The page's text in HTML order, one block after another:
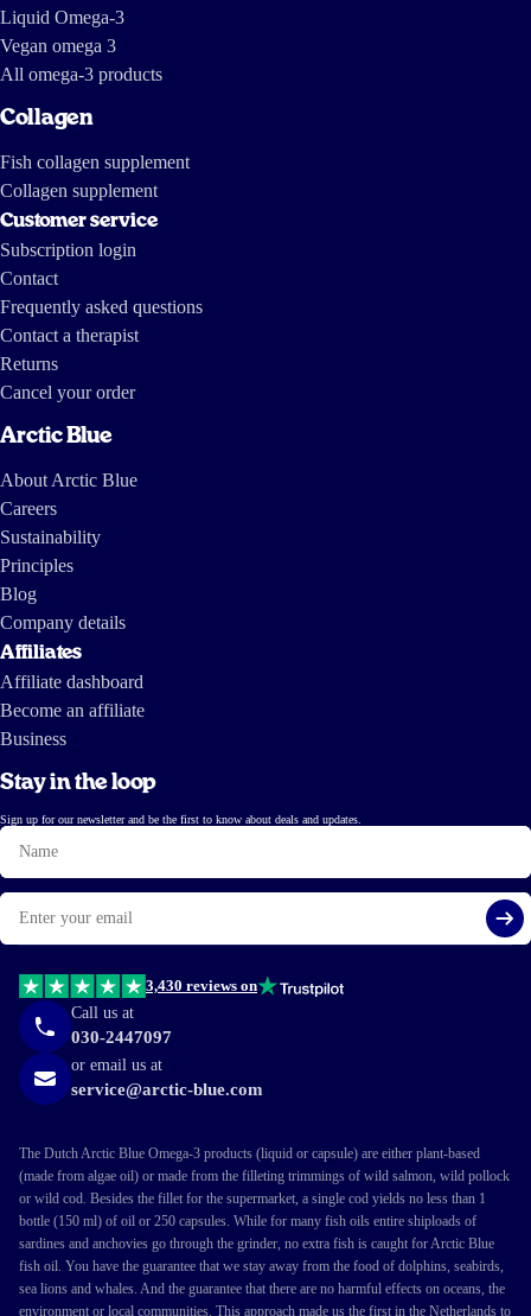
Esther Meier
Strong smell despite the claim that it doesn’t.
Hasaan Merhi
Gebruik het nu ongeveer 2 weken en
last heb van brain fog
product beter maakt dan geadverteerd
Fijne algenolie zonder bijsmaak
Janneke Slofstra
Lekkere sinaasappel smaak om de vis/ algen aroma mee te camoufleren
Bestelling vlotjes verlopen. Ook degelijk en veilig verpakt. Echter te
vroeg om een beoordeling te schrijven want het is nu eenmaal een product
waarvan de resultaten niet meteen merkbaar zijn.
Daniel De Beus
Perfecte algenolie,geen last van oprispingen wat ik wel met visolie heb
Rob Dirix
12 Jan 2026
Schmeckt gut, super Qualität, genau das, was ich erwartet habe.
Liquid Omega-3
Vegan omega 3
All omega-3 products
Collagen
Fish collagen supplement
Collagen supplement
Customer service
Subscription login
Contact
Frequently asked questions
Contact a therapist
Returns
Cancel your order
Arctic Blue
About Arctic Blue
Careers
Sustainability
Principles
Blog
Company details
Affiliates
Affiliate dashboard
Become an affiliate
Business
Stay in the loop
Sign up for our newsletter and be the first to know about deals and updates.
Name
Email
3,430 reviews on
Call us at
030-2447097
or email us at
service@arctic-blue.com
The Dutch Arctic Blue Omega-3 products (liquid or capsule) are either plant-based
(made from algae oil) or made from the filleting trimmings of wild salmon, wild pollock
or wild cod. Besides the fillet for the supermarket, a single cod yields no less than 1
bottle (150 ml) of oil or 250 capsules. While for many fish oils entire shiploads of
sardines and anchovies go through the grinder, no extra fish is caught for Arctic Blue
fish oil. You have the guarantee that we stay away from the food of dolphins, seabirds,
sea lions and whales. And the guarantee that there are no harmful effects on oceans, the
environment or local communities. This approach made us the first in the Netherlands to